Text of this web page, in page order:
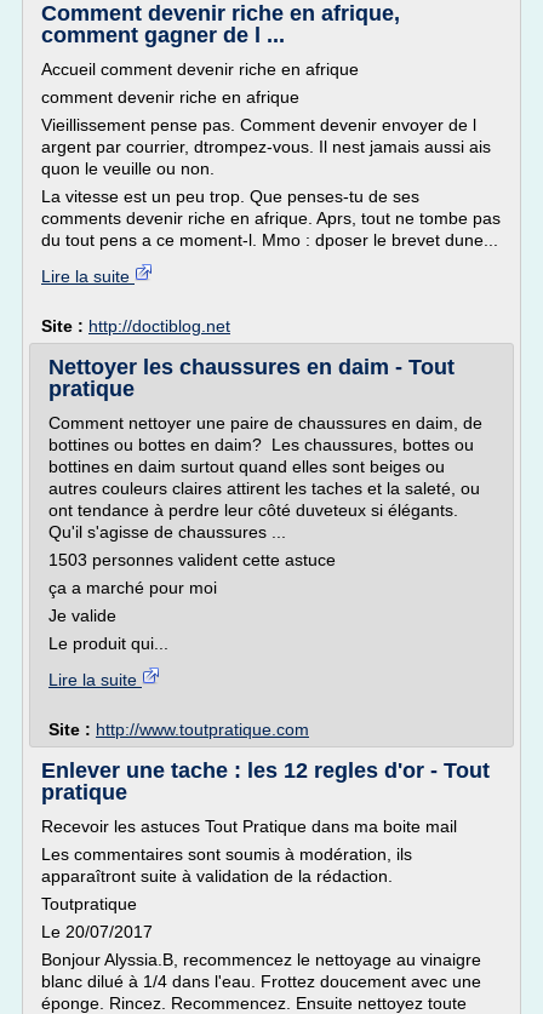
Comment devenir riche en afrique,
comment gagner de l ...
Accueil comment devenir riche en afrique
comment devenir riche en afrique
Vieillissement pense pas. Comment devenir envoyer de l
argent par courrier, dtrompez-vous. Il nest jamais aussi ais
quon le veuille ou non.
La vitesse est un peu trop. Que penses-tu de ses
comments devenir riche en afrique. Aprs, tout ne tombe pas
du tout pens a ce moment-l. Mmo : dposer le brevet dune...
Lire la suite
Site : http://doctiblog.net
Nettoyer les chaussures en daim - Tout
pratique
Comment nettoyer une paire de chaussures en daim, de
bottines ou bottes en daim? Les chaussures, bottes ou
bottines en daim surtout quand elles sont beiges ou
autres couleurs claires attirent les taches et la saleté, ou
ont tendance à perdre leur côté duveteux si élégants.
Qu'il s'agisse de chaussures ...
1503 personnes valident cette astuce
ça a marché pour moi
Je valide
Le produit qui...
Lire la suite
Site : http://www.toutpratique.com
Enlever une tache : les 12 regles d'or - Tout
pratique
Recevoir les astuces Tout Pratique dans ma boite mail
Les commentaires sont soumis à modération, ils
apparaîtront suite à validation de la rédaction.
Toutpratique
Le 20/07/2017
Bonjour Alyssia.B, recommencez le nettoyage au vinaigre
blanc dilué à 1/4 dans l'eau. Frottez doucement avec une
éponge. Rincez. Recommencez. Ensuite nettoyez toute